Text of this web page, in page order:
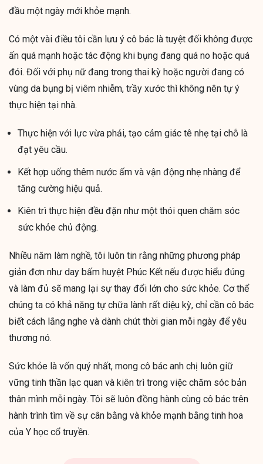
đầu một ngày mới khỏe mạnh.
Có một vài điều tôi cần lưu ý cô bác là tuyệt đối không được
ấn quá mạnh hoặc tác động khi bụng đang quá no hoặc quá
đói. Đối với phụ nữ đang trong thai kỳ hoặc người đang có
vùng da bụng bị viêm nhiễm, trầy xước thì không nên tự ý
thực hiện tại nhà.
Thực hiện với lực vừa phải, tạo cảm giác tê nhẹ tại chỗ là
đạt yêu cầu.
Kết hợp uống thêm nước ấm và vận động nhẹ nhàng để
tăng cường hiệu quả.
Kiên trì thực hiện đều đặn như một thói quen chăm sóc
sức khỏe chủ động.
Nhiều năm làm nghề, tôi luôn tin rằng những phương pháp
giản đơn như day bấm huyệt Phúc Kết nếu được hiểu đúng
và làm đủ sẽ mang lại sự thay đổi lớn cho sức khỏe. Cơ thể
chúng ta có khả năng tự chữa lành rất diệu kỳ, chỉ cần cô bác
biết cách lắng nghe và dành chút thời gian mỗi ngày để yêu
thương nó.
Sức khỏe là vốn quý nhất, mong cô bác anh chị luôn giữ
vững tinh thần lạc quan và kiên trì trong việc chăm sóc bản
thân mình mỗi ngày. Tôi sẽ luôn đồng hành cùng cô bác trên
hành trình tìm về sự cân bằng và khỏe mạnh bằng tinh hoa
của Y học cổ truyền.